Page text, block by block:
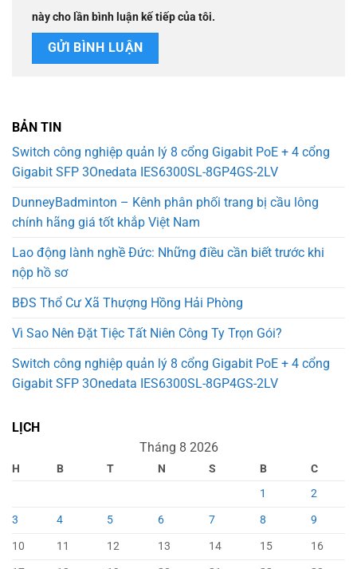
này cho lần bình luận kế tiếp của tôi.
BẢN TIN
Switch công nghiệp quản lý 8 cổng Gigabit PoE + 4 cổng
Gigabit SFP 3Onedata IES6300SL-8GP4GS-2LV
DunneyBadminton – Kênh phân phối trang bị cầu lông
chính hãng giá tốt khắp Việt Nam
Lao động lành nghề Đức: Những điều cần biết trước khi
nộp hồ sơ
BĐS Thổ Cư Xã Thượng Hồng Hải Phòng
Vì Sao Nên Đặt Tiệc Tất Niên Công Ty Trọn Gói?
Switch công nghiệp quản lý 8 cổng Gigabit PoE + 4 cổng
Gigabit SFP 3Onedata IES6300SL-8GP4GS-2LV
LỊCH
Tháng 8 2026
H B T N S B
C
1
2
3
4 5 6 7 8
9
10
11 12 13 14 15
16